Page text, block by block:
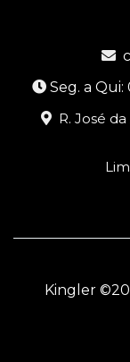
Seg. a Qui:
R. José
Kingler ©